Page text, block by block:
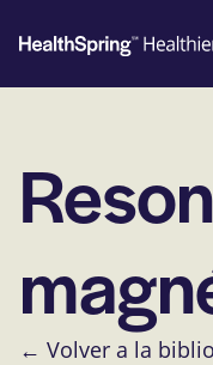
← Volver a la